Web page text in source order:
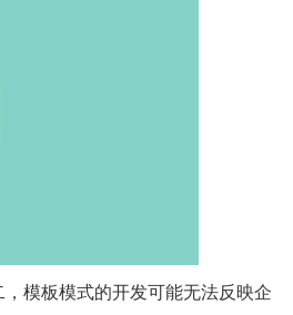
模板模式的开发可能无法反映企